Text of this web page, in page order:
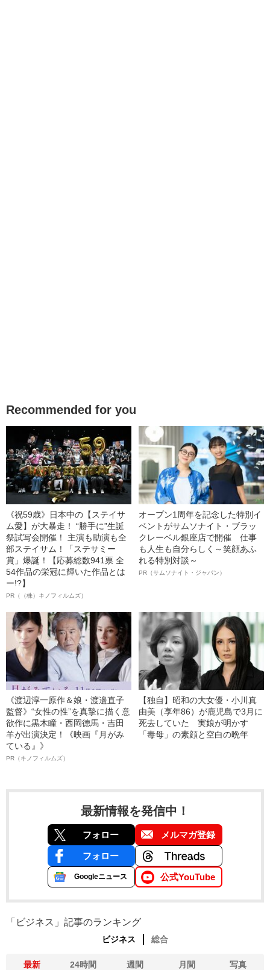
Recommended for you
《祝59歳》日本中の【ステイサ
ム愛】が大暴走！ “勝手に”生誕
祭試写会開催！ 主演も助演も全
部ステイサム！「ステサミー
賞」爆誕！【応募総数941票 全
54作品の栄冠に輝いた作品とは
ー!?】
PR（（株）キノフィルムズ）
オープン1周年を記念した特別イ
ベントがサムソナイト・ブラッ
クレーベル銀座店で開催 仕事
も人生も自分らしく～笑顔あふ
れる特別対談～
PR（サムソナイト・ジャパン）
《渡辺淳一原作＆娘・渡邉直子
監督》“女性の性”を真摯に描く意
欲作に黒木瞳・西岡德馬・吉田
羊が出演決定！《映画『月がみ
ている』》
PR（キノフィルムズ）
【独自】昭和の大女優・小川真
由美（享年86）が鹿児島で3月に
死去していた 実娘が明かす
「毒母」の素顔と空白の晩年
最新情報を発信中！
フォロー メルマガ登録
フォロー
Googleニュース 公式YouTube
「ビジネス」記事のランキング
ビジネス 総合
最新 24時間 週間 月間 写真